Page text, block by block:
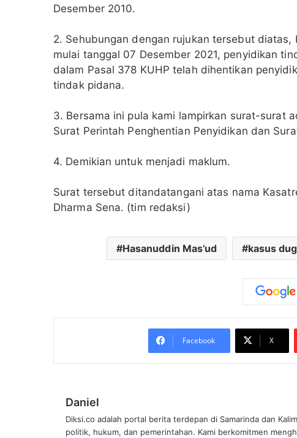
Desember 2010.
2. Sehubungan dengan rujukan tersebut
mulai tanggal 07 Desember 2021, penyidikan
dalam Pasal 378 KUHP telah dihentikan
tindak pidana.
3. Bersama ini pula kami lampirkan surat-surat
Surat Perintah Penghentian Penyidikan dan
4. Demikian untuk menjadi maklum.
Surat tersebut ditandatangani atas nama
Dharma Sena. (tim redaksi)
Hasanuddin Mas’ud kasus
Facebook X
Daniel
Diksi.co adalah portal berita terdepan di Samarinda dan
politik, hukum, dan pemerintahan. Kami berkomitmen